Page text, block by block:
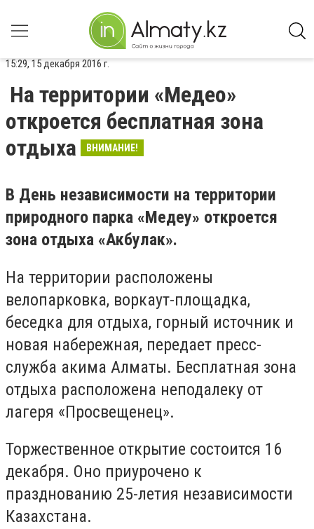
15:29, 15 декабря 2016 г.
На территории «Медео»
откроется бесплатная зона
отдыха
ВНИМАНИЕ!
В День независимости на территории
природного парка «Медеу» откроется
зона отдыха «Акбулак».
На территории расположены
велопарковка, воркаут-площадка,
беседка для отдыха, горный источник и
новая набережная, передает пресс-
служба акима Алматы. Бесплатная зона
отдыха расположена неподалеку от
лагеря «Просвещенец».
Торжественное открытие состоится 16
декабря. Оно приурочено к
празднованию 25-летия независимости
Казахстана.